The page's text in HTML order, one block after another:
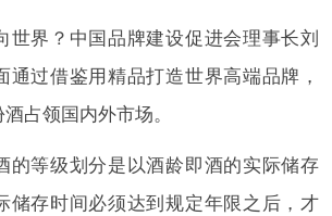
世界？中国品牌建设促进会理事长刘
通过借鉴用精品打造世界高端品牌，
占领国内外市场。
的等级划分是以酒龄即酒的实际储存
储存时间必须达到规定年限之后，才